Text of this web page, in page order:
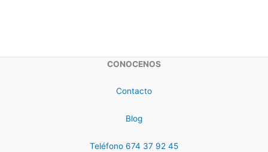
CONOCENOS
Contacto
Blog
Teléfono 674 37 92 45